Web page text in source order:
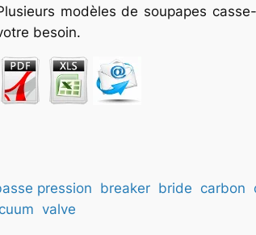
modèles de soupapes
besoin.
pression breaker bride carbon
valve